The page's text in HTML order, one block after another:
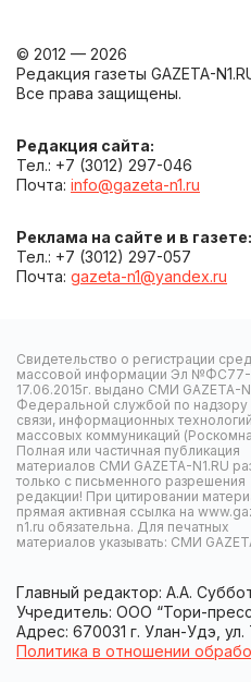
© 2012 — 2026
Редакция газеты GAZETA-
Все права защищены.
Редакция сайта:
Тел.: +7 (3012) 297-046
Почта: info@gazeta-n1.ru
Реклама на сайте и в газете:
Тел.: +7 (3012) 297-057
Почта: gazeta-n1@yandex.ru
Свидетельство о регистрации
массовой информации Эл №ФС77-
17.06.2015г. выдано СМИ GAZETA-
Федеральной службой по
связи, информационных
массовых коммуникаций
Полная или частичная публикация
материалов СМИ GAZETA-N1.RU
только с письменного разрешения
редакции! При цитировании
прямая активная ссылка на
n1.ru обязательна. Для печатных
материалов указывать: СМИ
Главный редактор: А.А.
Учредитель: ООО “Тори-
Адрес: 670031 г. Улан-Удэ,
Политика в отношении